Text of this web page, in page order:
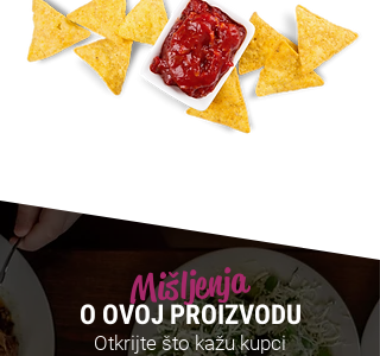
Mišljenja
O OVOJ PROIZVODU
Otkrijte što kažu kupci